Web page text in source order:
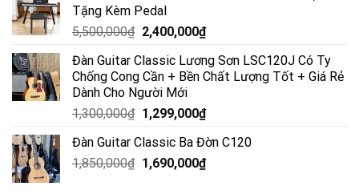
Tặng Kèm Pedal
5,500,000₫ 2,400,000₫
Đàn Guitar Classic Lương Sơn LSC120J Có Ty
Chống Cong Cần + Bền Chất Lượng Tốt + Giá Rẻ
Dành Cho Người Mới
1,300,000₫ 1,299,000₫
Đàn Guitar Classic Ba Đờn C120
1,850,000₫ 1,690,000₫